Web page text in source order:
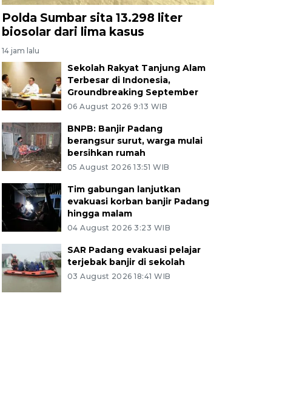
Polda Sumbar sita 13.298 liter
biosolar dari lima kasus
14 jam lalu
Sekolah Rakyat Tanjung Alam
Terbesar di Indonesia,
Groundbreaking September
06 August 2026 9:13 WIB
BNPB: Banjir Padang
berangsur surut, warga mulai
bersihkan rumah
05 August 2026 13:51 WIB
Tim gabungan lanjutkan
evakuasi korban banjir Padang
hingga malam
04 August 2026 3:23 WIB
SAR Padang evakuasi pelajar
terjebak banjir di sekolah
03 August 2026 18:41 WIB